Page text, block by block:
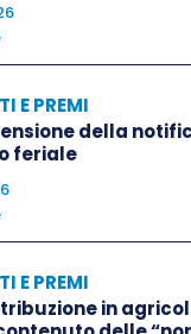
concreto
a una delle
E PREMI
della
feriale
E PREMI
in